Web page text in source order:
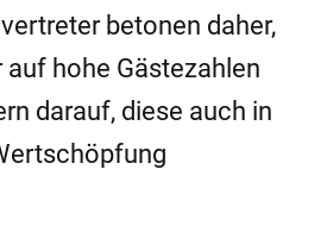
betonen daher,
hohe Gästezahlen
darauf, diese auch in